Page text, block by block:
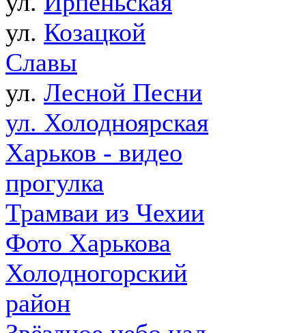
ул. Козацкой
Славы
ул. Лесной Песни
ул. Холодноярская
Харьков - видео
прогулка
Трамваи из Чехии
Фото Харькова
Холодногорский
район